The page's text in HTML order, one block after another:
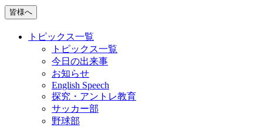
皆様へ
トピックス一覧
トピックス一覧
今日の出来事
お知らせ
English Speech
探究・アントレ教育
サッカー部
野球部